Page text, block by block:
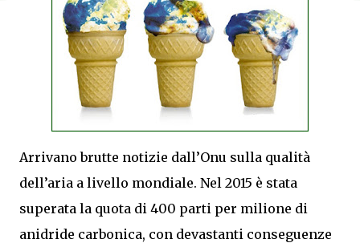
Arrivano brutte notizie dall’Onu sulla qualità
dell’aria a livello mondiale. Nel 2015 è stata
superata la quota di 400 parti per milione di
anidride carbonica, con devastanti conseguenze